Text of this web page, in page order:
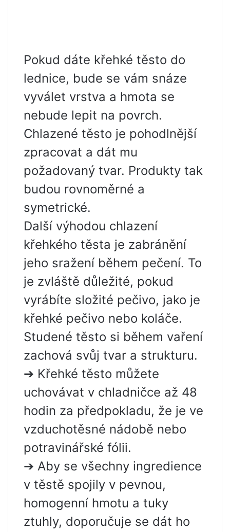
Pokud dáte křehké těsto do
lednice, bude se vám snáze
vyválet vrstva a hmota se
nebude lepit na povrch.
Chlazené těsto je pohodlnější
zpracovat a dát mu
požadovaný tvar. Produkty tak
budou rovnoměrné a
symetrické.
Další výhodou chlazení
křehkého těsta je zabránění
jeho sražení během pečení. To
je zvláště důležité, pokud
vyrábíte složité pečivo, jako je
křehké pečivo nebo koláče.
Studené těsto si během vaření
zachová svůj tvar a strukturu.
➔ Křehké těsto můžete
uchovávat v chladničce až 48
hodin za předpokladu, že je ve
vzduchotěsné nádobě nebo
potravinářské fólii.
➔ Aby se všechny ingredience
v těstě spojily v pevnou,
homogenní hmotu a tuky
ztuhly, doporučuje se dát ho